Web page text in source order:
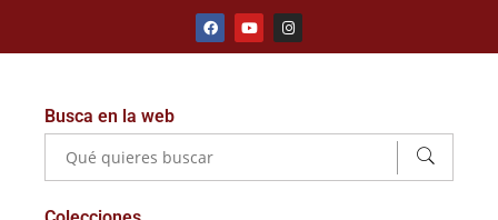
Busca en la web